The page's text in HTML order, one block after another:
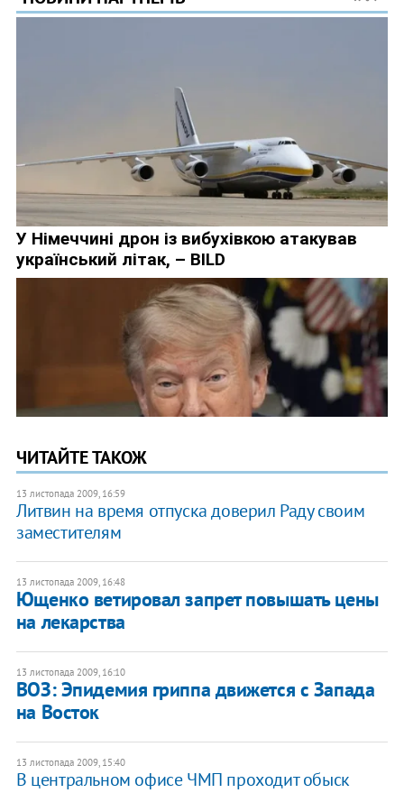
ЧИТАЙТЕ ТАКОЖ
13 листопада 2009, 16:59
Литвин на время отпуска доверил Раду своим
заместителям
13 листопада 2009, 16:48
Ющенко ветировал запрет повышать цены
на лекарства
13 листопада 2009, 16:10
ВОЗ: Эпидемия гриппа движется с Запада
на Восток
13 листопада 2009, 15:40
В центральном офисе ЧМП проходит обыск